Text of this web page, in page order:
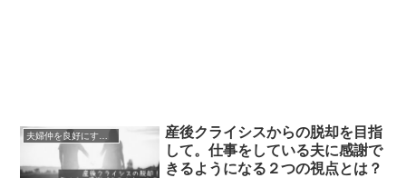
夫婦仲を良好にするマインド
産後クライシスからの脱却を目指
して。仕事をしている夫に感謝で
きるようになる２つの視点とは？